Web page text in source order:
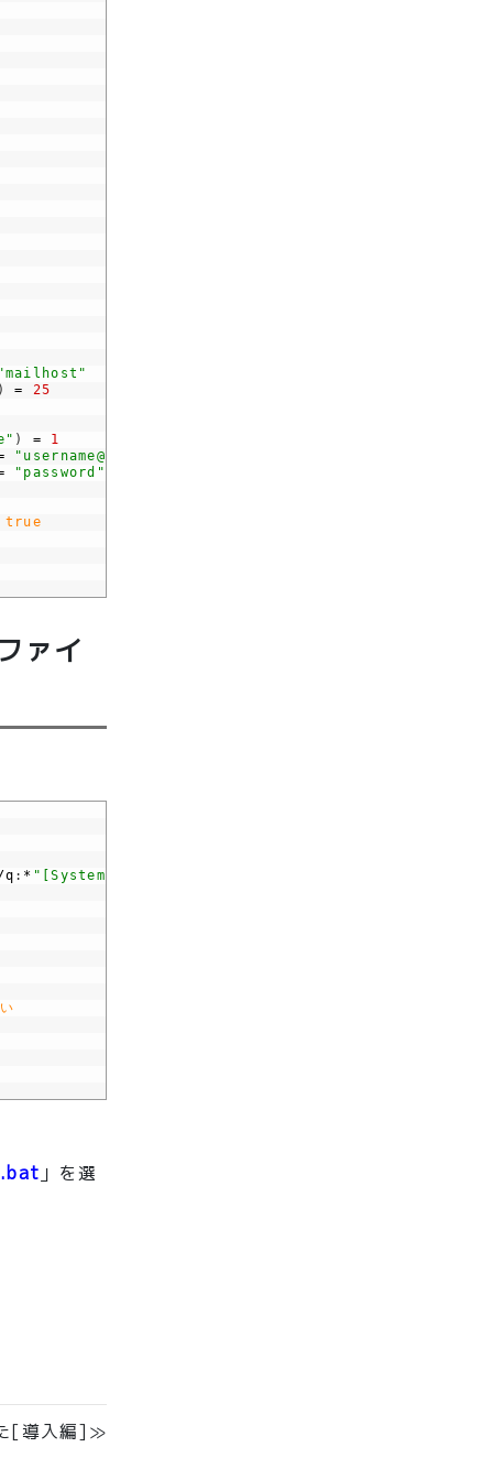
"mailhost"
) = 25
) =
1
"username@xxx.yy.zz"
"password"
true
ァイ
q : * "[System[(EventID=201)]] and
」を選
[導入編]≫